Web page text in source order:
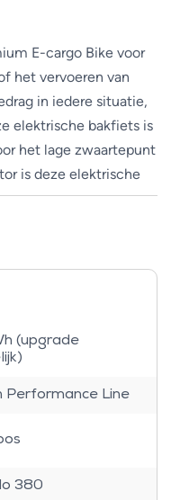
E-cargo Bike voor
het vervoeren van
in iedere situatie,
elektrische bakfiets is
het lage zwaartepunt
is deze elektrische
eindeloos met de
bijvoorbeeld met
65Nm koppel en
Deze
motor en
(upgrade
Performance Line
380